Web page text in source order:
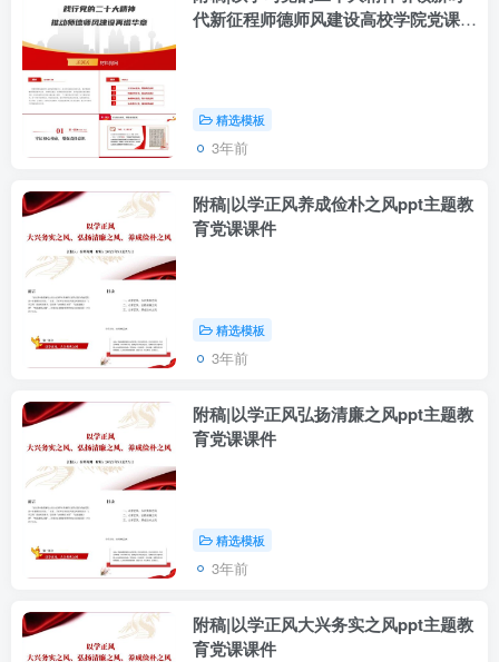
代新征程师德师风建设高校学院党课
精选模板
3年前
附稿|以学正风养成俭朴之风ppt主题教
育党课课件
精选模板
3年前
附稿|以学正风弘扬清廉之风ppt主题教
育党课课件
精选模板
3年前
附稿|以学正风大兴务实之风ppt主题教
育党课课件